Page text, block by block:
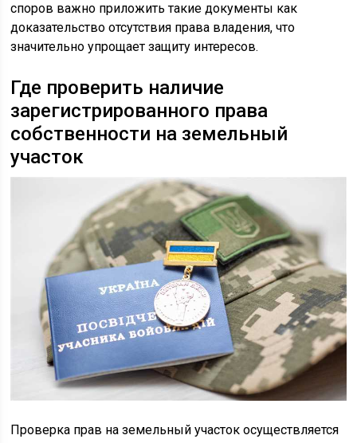
споров важно приложить такие документы как
доказательство отсутствия права владения, что
значительно упрощает защиту интересов.
Где проверить наличие
зарегистрированного права
собственности на земельный
участок
Проверка прав на земельный участок осуществляется